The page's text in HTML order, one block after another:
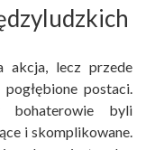
akcja, lecz przede
postaci.
bohaterowie byli
i skomplikowane.